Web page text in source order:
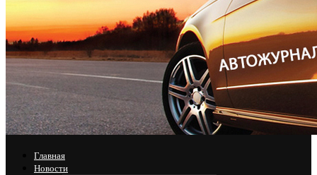
Главная
Новости